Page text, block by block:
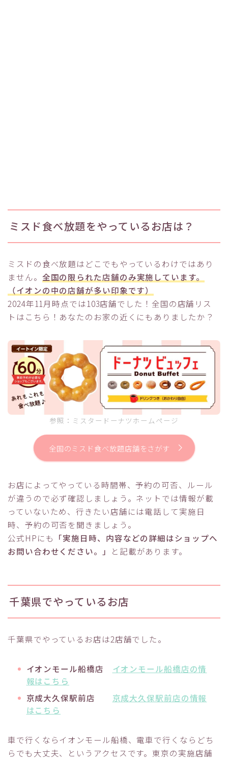
ミスド食べ放題をやっているお店は？
ミスドの食べ放題はどこでもやっているわけではあり
ません。 全国の限られた店舗のみ実施しています。
（イオンの中の店舗が多い印象です）
2024年11月時点では103店舗でした！全国の店舗リス
トはこちら！あなたのお家の近くにもありましたか？
参照：ミスタードーナツホームページ
全国のミスド食べ放題店舗をさがす
お店によってやっている時間帯、予約の可否、ルール
が違うので必ず確認しましょう。ネットでは情報が載
っていないため、行きたい店舗には電話して実施日
時、予約の可否を聞きましょう。
公式HPにも 「実施日時、内容などの詳細はショップへ
お問い合わせください。」
と記載があります。
千葉県でやっているお店
千葉県でやっているお店は2店舗でした。
イオンモール船橋店 イオンモール船橋店の情
報はこちら
京成大久保駅前店 京成大久保駅前店の情報
はこちら
車で行くならイオンモール船橋、電車で行くならどち
らでも大丈夫、というアクセスです。東京の実施店舗